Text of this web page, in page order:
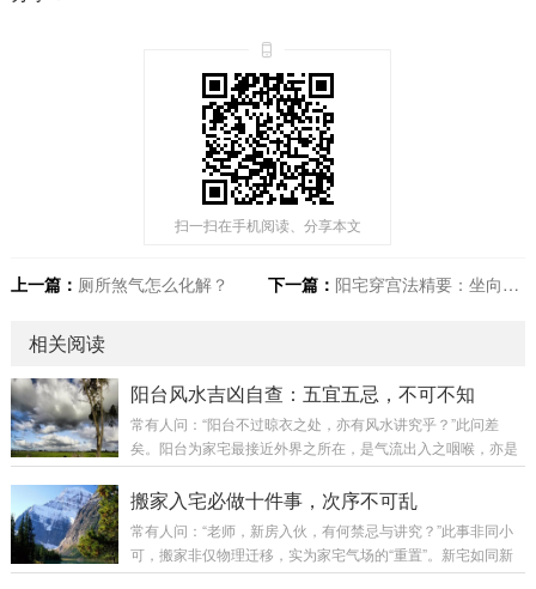
扫一扫在手机阅读、分享本文
上一篇： 厕所煞气怎么化解？ 下一篇： 阳宅穿宫法精要：坐向、开门与层高吉凶详解
相关阅读
阳台风水吉凶自查：五宜五忌，不可不知
常有人问：“阳台不过晾衣之处，亦有风水讲究乎？”此问差
矣。阳台为家宅最接近外界之所在，是气流出入之咽喉，亦是
视野格局之眼目。阳台吉则财气顺，阳台凶则煞气入。今日便
为诸位详列阳台风水之核心要诀，以便对照调整。第一章：好
独厚之吉象：环境类型风水寓意视野开阔，面向公园、花园生
气充足，贵人运旺面向河流、湖泊（活水）财运亨通，财源广
搬家入宅必做十件事，次序不可乱
常有人问：“老师，新房入伙，有何禁忌与讲究？”此事非同小
可，搬家非仅物理迁移，实为家宅气场的“重置”。新宅如同新
纸，落笔第一划，奠定整幅画卷之基调，故不可不慎。今日便